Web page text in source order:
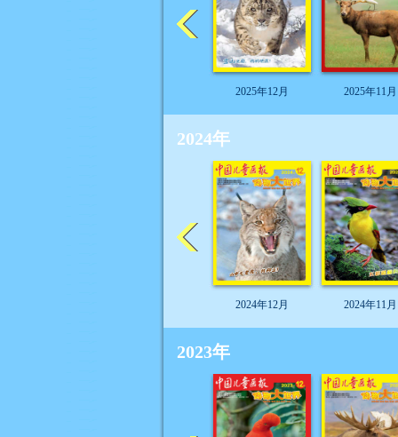
2025年12月 2025年11月
2024年
2024年12月 2024年11月
2023年